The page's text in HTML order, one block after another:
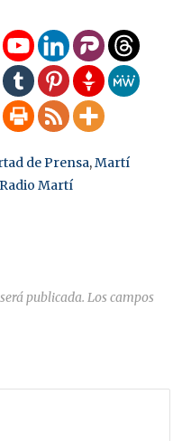
de Prensa,Martí
Radio Martí
publicada. Los campos